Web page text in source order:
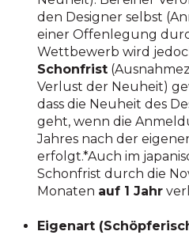
den Designer selbst
einer Offenlegung
Wettbewerb wird
Schonfrist
Verlust der Neuheit)
dass die Neuheit des
geht, wenn die
Jahres nach der
erfolgt.*Auch im
Schonfrist durch die
Monaten auf 1 Jahr
Eigenart